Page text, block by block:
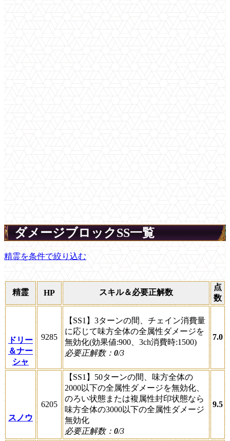
ダメージブロックSS一覧
精霊を条件で絞り込む
精霊 HP スキル＆必要正解数
点
数
ドリー
＆ナー
シャ
9285
【SS1】3ターンの間、チェイン消費量
に応じて味方全体の全属性ダメージを
無効化(効果値:900、3ch消費時:1500)
必要正解数： 0/3
7.0
スノウ
6205
【SS1】50ターンの間、味方全体の
2000以下の全属性ダメージを無効化、
のろい状態または複属性封印状態なら
味方全体の3000以下の全属性ダメージ
無効化
必要正解数： 0/3
9.5